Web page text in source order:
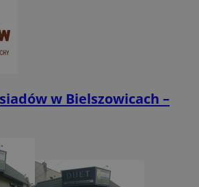
w Bielszowicach –